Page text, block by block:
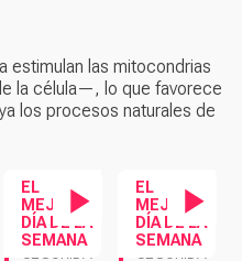
estimulan las mitocondrias
la célula—, lo que favorece
los procesos naturales de
EL
MEJOR
DÍA DE LA
SEMANA
Contenido en vídeo
SEGURIDA
EL
MEJOR
DÍA DE LA
SEMANA
Contenido en
SEGURIDA